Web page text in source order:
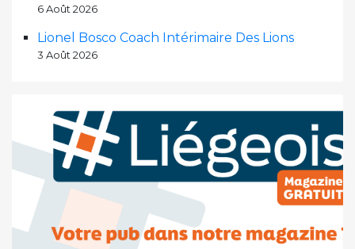
6 Août 2026
Lionel Bosco Coach Intérimaire Des Lions
3 Août 2026